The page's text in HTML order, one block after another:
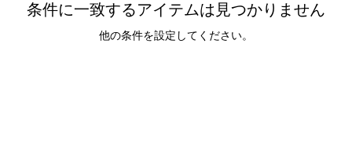
条件に一致するアイテムは見つかりません
他の条件を設定してください。